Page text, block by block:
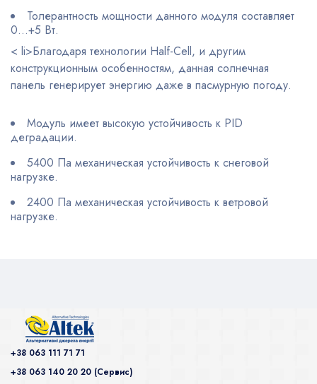
Толерантность мощности данного модуля составляет
0…+5 Вт.
< li>Благодаря технологии Half-Cell, и другим
конструкционным особенностям, данная солнечная
панель генерирует энергию даже в пасмурную погоду.
Модуль имеет высокую устойчивость к PID
деградации.
5400 Па механическая устойчивость к снеговой
нагрузке.
2400 Па механическая устойчивость к ветровой
нагрузке.
+38 063 111 71 71
+38 063 140 20 20 (Сервис)